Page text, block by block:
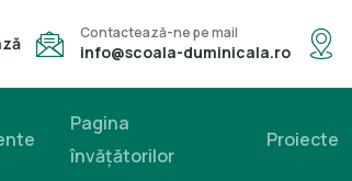
Contactează-ne pe mail
info@scoala-duminicala.ro
Pagina
învăţătorilor
Proiecte